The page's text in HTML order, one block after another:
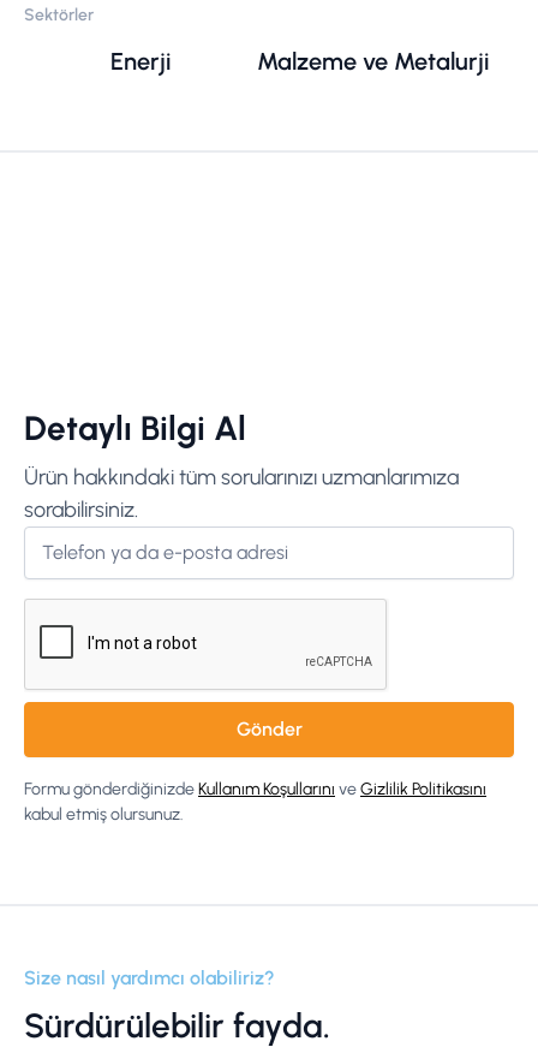
Sektörler
Enerji Malzeme ve Metalurji
Detaylı Bilgi Al
Ürün hakkındaki tüm sorularınızı uzmanlarımıza
sorabilirsiniz.
Formu gönderdiğinizdeKullanım Koşullarını veGizlilik Politikasını
kabul etmiş olursunuz.
Size nasıl yardımcı olabiliriz?
Sürdürülebilir fayda.